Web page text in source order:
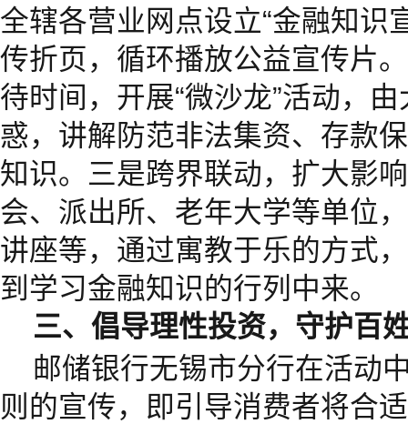
全辖各营业网点设立“金融知识
传折页，循环播放公益宣传片
待时间，开展“微沙龙”活动，
惑，讲解防范非法集资、存款
知识。三是跨界联动，扩大影
会、派出所、老年大学等单位
讲座等，通过寓教于乐的方式
到学习金融知识的行列中来。
三、倡导理性投资，守护百
邮储银行无锡市分行在活动
则的宣传，即引导消费者将合